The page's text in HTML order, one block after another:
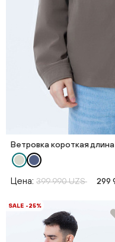
Ветровка короткая
Цена: 399 990 UZS 299
SALE -25%